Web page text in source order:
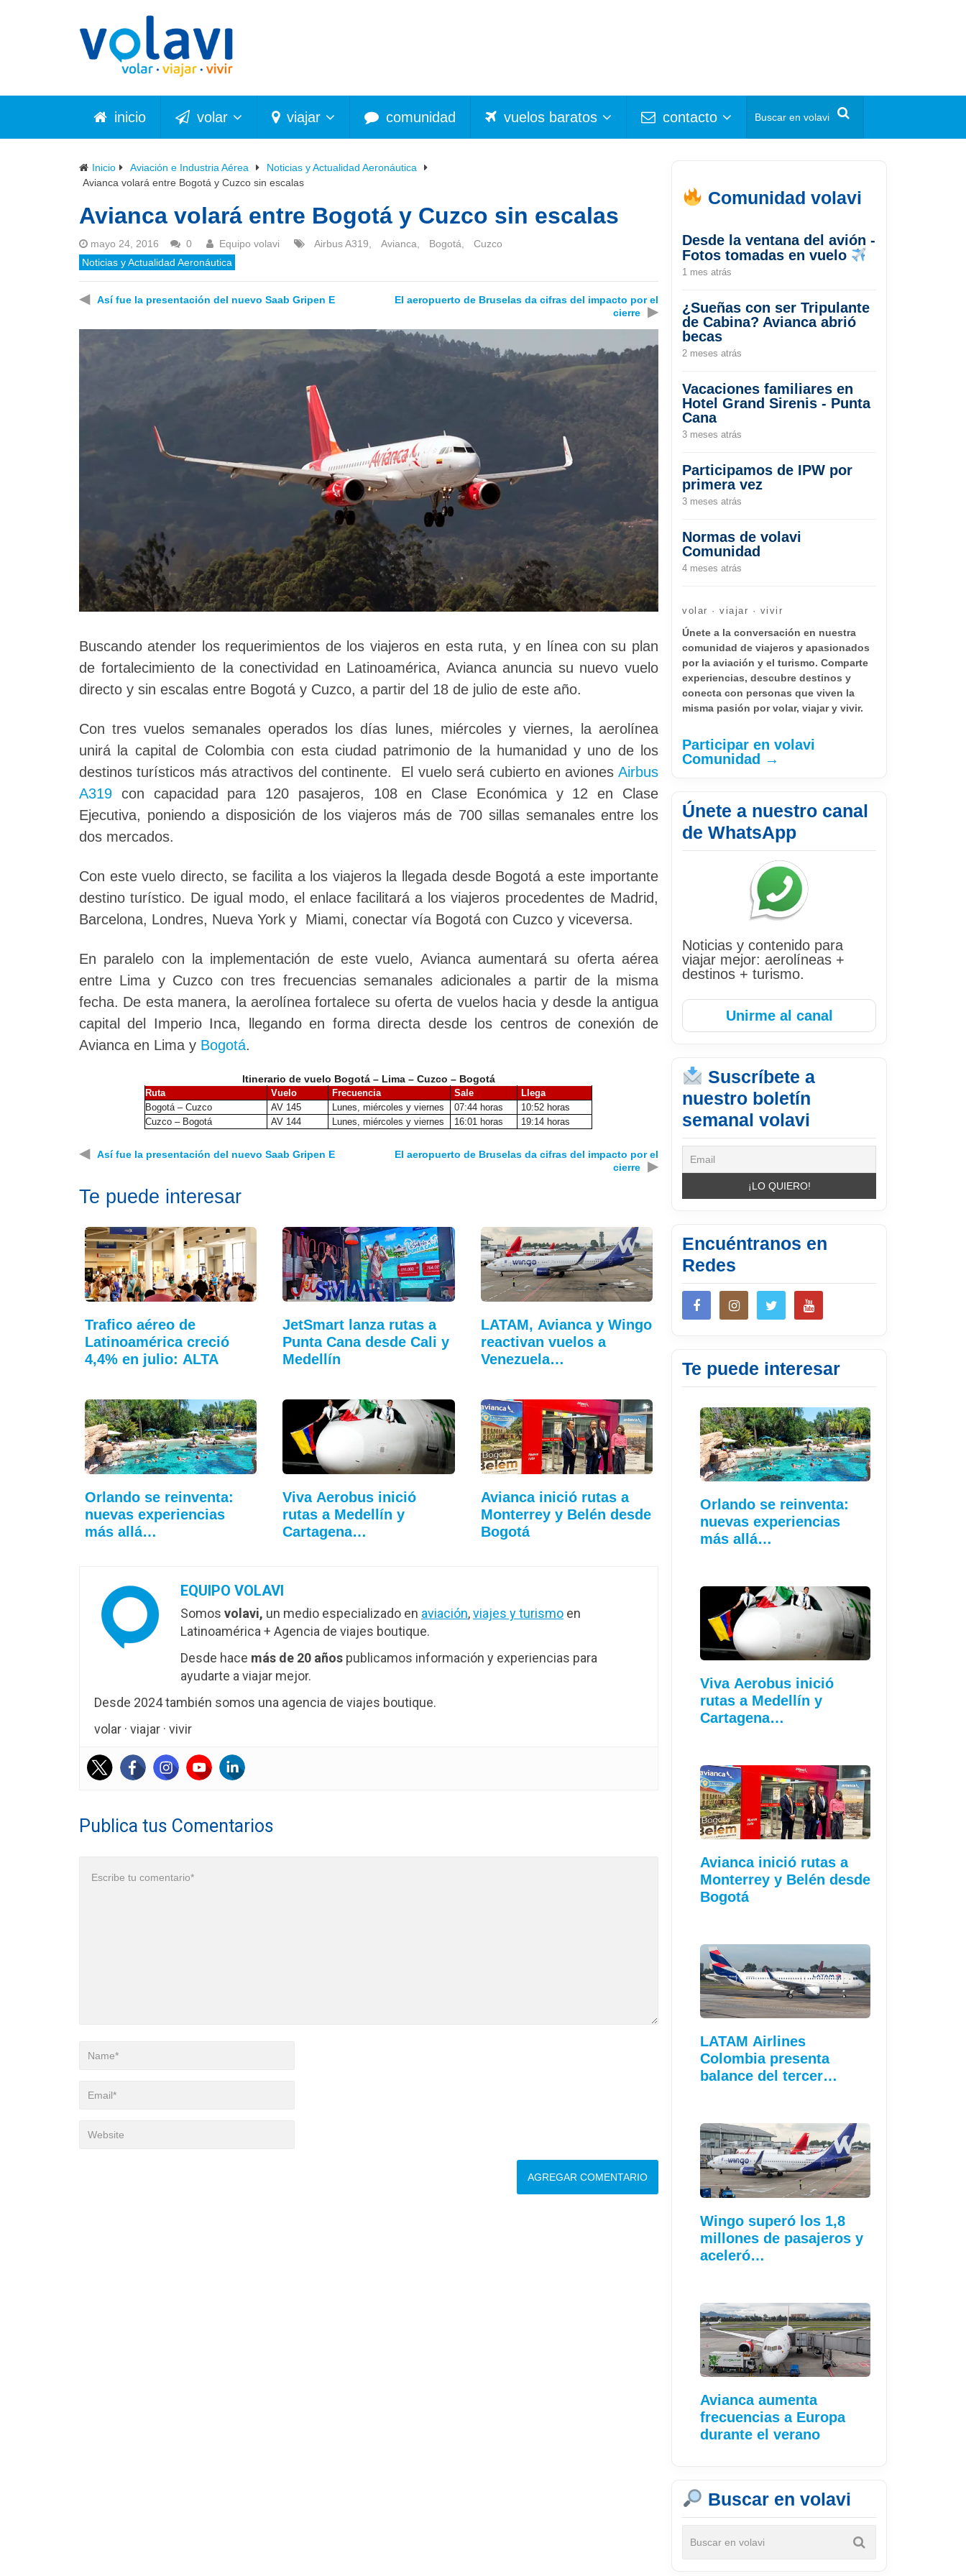
inicio volar viajar comunidad vuelos baratos contacto
Inicio Aviación e Industria Aérea
Noticias y Actualidad Aeronáutica
Avianca volará entre Bogotá y Cuzco sin escalas
Avianca volará entre Bogotá y Cuzco sin escalas
mayo 24, 2016 0 Equipo volavi Airbus A319 Avianca Bogotá
Cuzco
Noticias y Actualidad Aeronáutica
◀ Así fue la presentación del nuevo Saab Gripen E
El aeropuerto de Bruselas da cifras del impacto por el
cierre
▶
Buscando atender los requerimientos de los viajeros en esta ruta, y en línea con su plan
de fortalecimiento de laconectividad en Latinoamérica, Avianca anuncia su nuevo vuelo
directo y sin escalas entre Bogotá y Cuzco, a partir del 18 de julio de este año.
Con tres vuelos semanales operados los días lunes, miércoles y viernes, la aerolínea
unirá la capital de Colombia con esta ciudad patrimonio de la humanidad y uno de los
destinos turísticos más atractivos del continente. El vuelo será cubierto en aviones Airbus
A319 con capacidad para 120 pasajeros, 108 en Clase Económica y 12 en Clase
Ejecutiva, poniendo a disposición de los viajeros más de 700 sillas semanales entre los
dos mercados.
Con este vuelo directo, se facilita a los viajeros la llegada desde Bogotá a este importante
destino turístico. De igual modo, el enlace facilitará a los viajeros procedentes de Madrid,
Barcelona, Londres, Nueva York y Miami, conectar vía Bogotá con Cuzco y viceversa.
En paralelo con la implementación de este vuelo, Avianca aumentará su oferta aérea
entre Lima y Cuzco con tres frecuencias semanales adicionales a partir de la misma
fecha. De esta manera, la aerolínea fortalece su oferta de vuelos hacia y desde la antigua
capital del Imperio Inca, llegando en forma directa desde los centros de conexión de
Avianca en Lima y Bogotá.
Itinerario de vuelo Bogotá – Lima – Cuzco – Bogotá
Ruta Vuelo Frecuencia Sale
Llega
Bogotá – Cuzco
AV 145 Lunes, miércoles y viernes 07:44 horas
10:52 horas
Cuzco – Bogotá
AV 144 Lunes, miércoles y viernes 16:01 horas 19:14 horas
◀ Así fue la presentación del nuevo Saab Gripen E
El aeropuerto de Bruselas da cifras del impacto por el
cierre
▶
Te puede interesar
Trafico aéreo de
Latinoamérica creció
4,4% en julio: ALTA
JetSmart lanza rutas a
Punta Cana desde Cali y
Medellín
LATAM, Avianca y Wingo
reactivan vuelos a
Venezuela…
Orlando se reinventa:
nuevas experiencias
más allá…
Viva Aerobus inició
rutas a Medellín y
Cartagena…
Avianca inició rutas a
Monterrey y Belén desde
Bogotá
EQUIPO VOLAVI
Somos volavi, un medio especializado en aviación,viajes y turismo en
Latinoamérica + Agencia de viajes boutique.
Desde hace más de 20 años publicamos información y experiencias para
ayudarte a viajar mejor.
Desde 2024 también somos una agencia de viajes boutique.
volar · viajar · vivir
Publica tus Comentarios
Comunidad volavi
Desde la ventana del avión -
Fotos tomadas en vuelo
1 mes atrás
¿Sueñas con ser Tripulante
de Cabina? Avianca abrió
becas
2 meses atrás
Vacaciones familiares en
Hotel Grand Sirenis - Punta
Cana
3 meses atrás
Participamos de IPW por
primera vez
3 meses atrás
Normas de volavi
Comunidad
4 meses atrás
volar · viajar · vivir
Únete a la conversación en nuestra
comunidad de viajeros y apasionados
por la aviación y el turismo. Comparte
experiencias, descubre destinos y
conecta con personas que viven la
misma pasión por volar, viajar y vivir.
Participar en volavi
Comunidad →
Únete a nuestro canal
de WhatsApp
Noticias y contenido para
viajar mejor: aerolíneas +
destinos + turismo.
Unirme al canal
Suscríbete a
nuestro boletín
semanal volavi
Encuéntranos en
Redes
Te puede interesar
Orlando se reinventa:
nuevas experiencias
más allá…
Viva Aerobus inició
rutas a Medellín y
Cartagena…
Avianca inició rutas a
Monterrey y Belén desde
Bogotá
LATAM Airlines
Colombia presenta
balance del tercer…
Wingo superó los 1,8
millones de pasajeros y
aceleró…
Avianca aumenta
frecuencias a Europa
durante el verano
Buscar en volavi